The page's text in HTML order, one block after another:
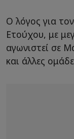
Ο λόγος για
Ετούχου, με
αγωνιστεί σε
και άλλες